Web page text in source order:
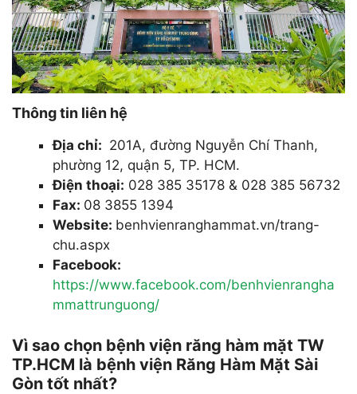
Thông tin liên hệ
Địa chỉ: 201A, đường Nguyễn Chí Thanh,
phường 12, quận 5, TP. HCM.
Điện thoại: 028 385 35178 & 028 385 56732
Fax: 08 3855 1394
Website: benhvienranghammat.vn/trang-
chu.aspx
Facebook:
https://www.facebook.com/benhvienrangha
mmattrunguong/
Vì sao chọn bệnh viện răng hàm mặt TW
TP.HCM là bệnh viện Răng Hàm Mặt Sài
Gòn tốt nhất?